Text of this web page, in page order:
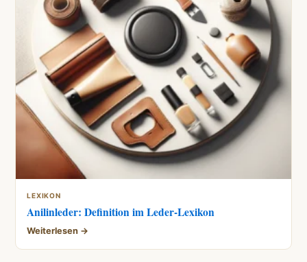
LEXIKON
Anilinleder: Definition im Leder-Lexikon
Weiterlesen →